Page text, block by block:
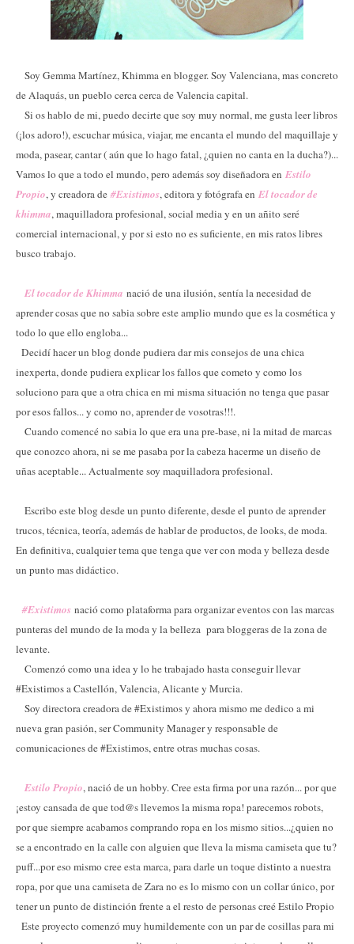
Soy Gemma Martínez, Khimma en blogger. Soy Valenciana, mas concreto
de Alaquás, un pueblo cerca cerca de Valencia capital.
Si os hablo de mi, puedo decirte que soy muy normal, me gusta leer libros
(¡los adoro!), escuchar música, viajar, me encanta el mundo del maquillaje y
moda, pasear, cantar ( aún que lo hago fatal, ¿quien no canta en la ducha?)...
Vamos lo que a todo el mundo, pero además soy diseñadora en Estilo
Propio, y creadora de#Existimos, editora y fotógrafa en El tocador de
khimma, maquilladora profesional, social media y en un añito seré
comercial internacional, y por si esto no es suficiente, en mis ratos libres
busco trabajo.
El tocador de Khimma nació de una ilusión, sentía la necesidad de
aprender cosas que no sabia sobre este amplio mundo que es la cosmética y
todo lo que ello engloba...
Decidí hacer un blog donde pudiera dar mis consejos de una chica
inexperta, donde pudiera explicar los fallos que cometo y como los
soluciono para que a otra chica en mi misma situación no tenga que pasar
por esos fallos... y como no, aprender de vosotras!!!.
Cuando comencé no sabia lo que era una pre-base, ni la mitad de marcas
que conozco ahora, ni se me pasaba por la cabeza hacerme un diseño de
uñas aceptable... Actualmente soy maquilladora profesional.
Escribo este blog desde un punto diferente, desde el punto de aprender
trucos, técnica, teoría, además de hablar de productos, de looks, de moda.
En definitiva, cualquier tema que tenga que ver con moda y belleza desde
un punto mas didáctico.
#Existimos nació como plataforma para organizar eventos con las marcas
punteras del mundo de la moda y la belleza para bloggeras de la zona de
levante.
Comenzó como una idea y lo he trabajado hasta conseguir llevar
#Existimos a Castellón, Valencia, Alicante y Murcia.
Soy directora creadora de #Existimos y ahora mismo me dedico a mi
nueva gran pasión, ser Community Manager y responsable de
comunicaciones de #Existimos, entre otras muchas cosas.
Estilo Propio, nació de un hobby. Cree esta firma por una razón... por que
¡estoy cansada de que tod@s llevemos la misma ropa! parecemos robots,
por que siempre acabamos comprando ropa en los mismo sitios...¿quien no
se a encontrado en la calle con alguien que lleva la misma camiseta que tu?
puff...por eso mismo cree esta marca, para darle un toque distinto a nuestra
ropa, por que una camiseta de Zara no es lo mismo con un collar único, por
tener un punto de distinción frente a el resto de personas creé Estilo Propio
Este proyecto comenzó muy humildemente con un par de cosillas para mi